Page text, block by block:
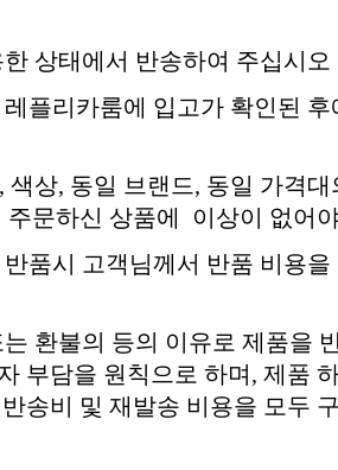
상태에서 반송하여 주십시오
플리카룸에 입고가 확인된
색상, 동일 브랜드, 동일 가격
주문하신 상품에 이상이 없어
품시 고객님께서 반품 비용
환불의 등의 이유로 제품을
부담을 원칙으로 하며, 제품
송비 및 재발송 비용을 모두